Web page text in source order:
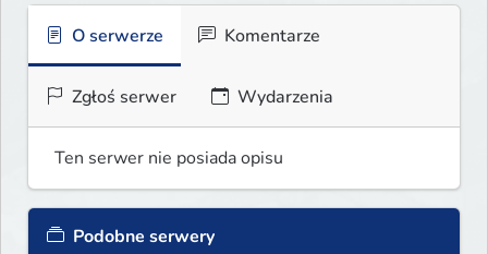
O serwerze Komentarze
Zgłoś serwer Wydarzenia
Ten serwer nie posiada opisu
Podobne serwery